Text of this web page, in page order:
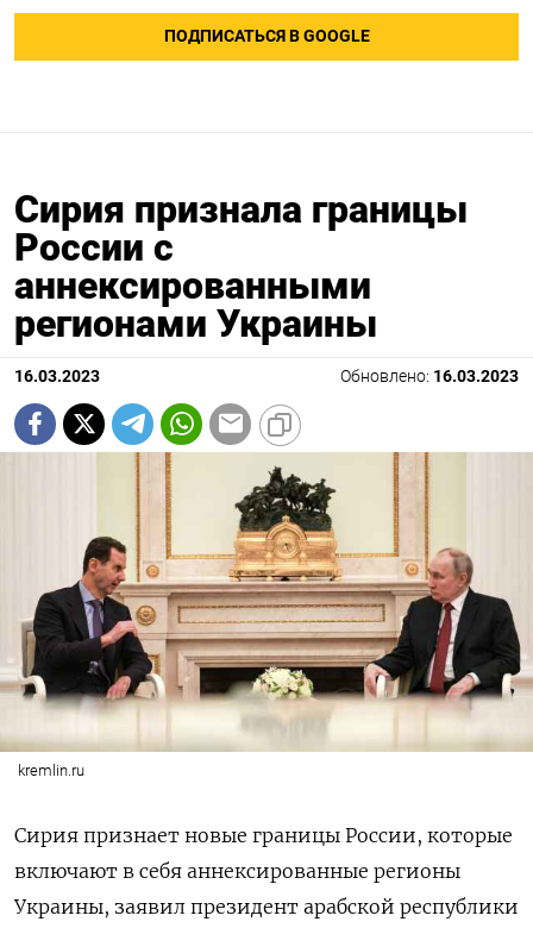
ПОДПИСАТЬСЯ В GOOGLE
Сирия признала границы
России с
аннексированными
регионами Украины
16.03.2023 Обновлено: 16.03.2023
kremlin.ru
Сирия признает новые границы России, которые
включают в себя аннексированные регионы
Украины, заявил президент арабской республики